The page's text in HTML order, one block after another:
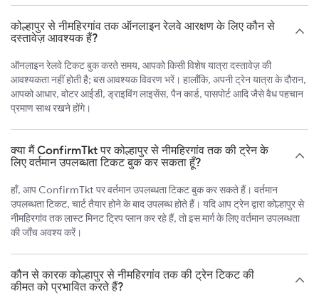
कोल्हापुर से नीमहिरगांव तक ऑनलाइन रेलवे आरक्षण के लिए कौन से
दस्तावेज़ आवश्यक हैं?
ऑनलाइन रेलवे टिकट बुक करते समय, आपको किसी विशेष यात्रा दस्तावेज़ की
आवश्यकता नहीं होती है; बस आवश्यक विवरण भरें। हालाँकि, अपनी ट्रेन यात्रा के दौरान,
आपको आधार, वोटर आईडी, ड्राइविंग लाइसेंस, पैन कार्ड, पासपोर्ट आदि जैसे वैध पहचान
प्रमाण साथ रखने होंगे।
क्या मैं ConfirmTkt पर कोल्हापुर से नीमहिरगांव तक की ट्रेन के
लिए वर्तमान उपलब्धता टिकट बुक कर सकता हूँ?
हाँ, आप ConfirmTkt पर वर्तमान उपलब्धता टिकट बुक कर सकते हैं। वर्तमान
उपलब्धता टिकट, चार्ट तैयार होने के बाद उपलब्ध होते हैं। यदि आप ट्रेन द्वारा कोल्हापुर से
नीमहिरगांव तक लास्ट मिनट ट्रिप प्लान कर रहे हैं, तो इस मार्ग के लिए वर्तमान उपलब्धता
की जाँच अवश्य करें।
कौन से कारक कोल्हापुर से नीमहिरगांव तक की ट्रेन टिकट की
कीमत को प्रभावित करते हैं?